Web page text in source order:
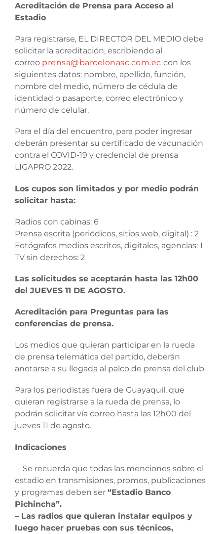
Acreditación de Prensa para Acceso al
Estadio
Para registrarse, EL DIRECTOR DEL MEDIO debe
solicitar la acreditación, escribiendo al
correo prensa@barcelonasc.com.ec con los
siguientes datos: nombre, apellido, función,
nombre del medio, número de cédula de
identidad o pasaporte, correo electrónico y
número de celular.
Para el día del encuentro, para poder ingresar
deberán presentar su certificado de vacunación
contra el COVID-19 y credencial de prensa
LIGAPRO 2022.
Los cupos son limitados y por medio podrán
solicitar hasta:
Radios con cabinas: 6
Prensa escrita (periódicos, sitios web, digital) : 2
Fotógrafos medios escritos, digitales, agencias: 1
TV sin derechos: 2
Las solicitudes se aceptarán hasta las 12h00
del JUEVES 11 DE AGOSTO.
Acreditación para Preguntas para las
conferencias de prensa.
Los medios que quieran participar en la rueda
de prensa telemática del partido, deberán
anotarse a su llegada al palco de prensa del club.
Para los periodistas fuera de Guayaquil, que
quieran registrarse a la rueda de prensa, lo
podrán solicitar vía correo hasta las 12h00 del
jueves 11 de agosto.
Indicaciones
– Se recuerda que todas las menciones sobre el
estadio en transmisiones, promos, publicaciones
y programas deben ser “Estadio Banco
Pichincha”.
– Las radios que quieran instalar equipos y
luego hacer pruebas con sus técnicos,